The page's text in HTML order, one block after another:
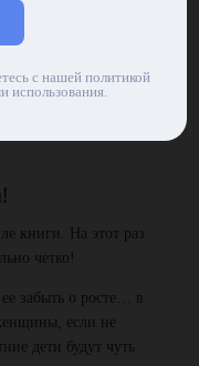
и красивый атлет,
в миг бы позабыла
уж мал для власти
к себе дворцового
книги. На этот раз
четко!
забыть о росте… в
если не
дети будут чуть
с нашей политикой
использования.